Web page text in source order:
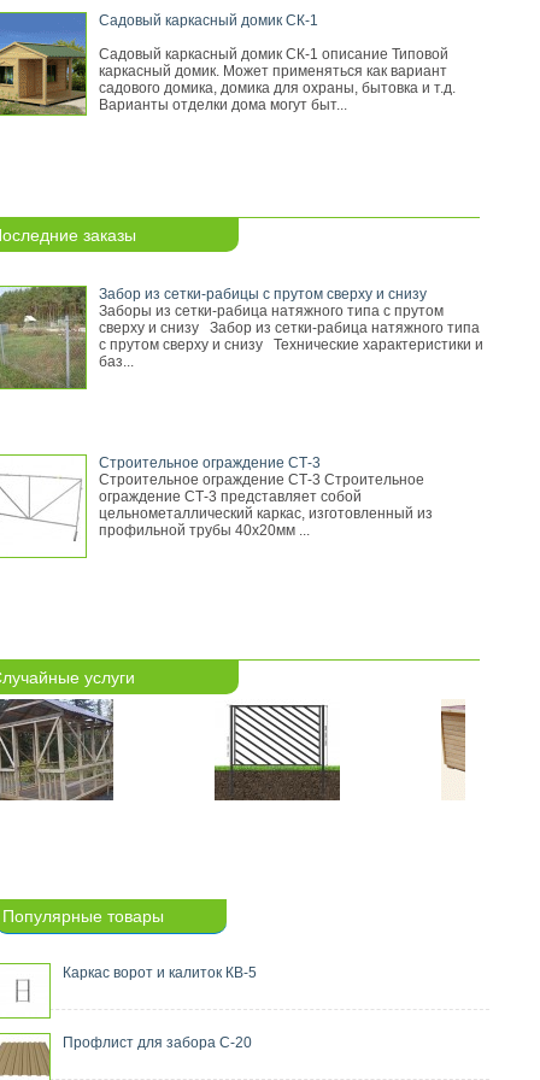
Садовый каркасный домик СК-1
Садовый каркасный домик СК-1 описание Типовой
каркасный домик. Может применяться как вариант
садового домика, домика для охраны, бытовка и т.д.
Варианты отделки дома могут быт...
заказы
Забор из сетки-рабицы с прутом сверху и снизу
Заборы из сетки-рабица натяжного типа с прутом
сверху и снизу Забор из сетки-рабица натяжного типа
с прутом сверху и снизу Технические характеристики и
баз...
Строительное ограждение СТ-3
Строительное ограждение СТ-3 Строительное
ограждение СТ-3 представляет собой
цельнометаллический каркас, изготовленный из
профильной трубы 40х20мм ...
услуги
Популярные товары
Каркас ворот и калиток КВ-5
Профлист для забора С-20